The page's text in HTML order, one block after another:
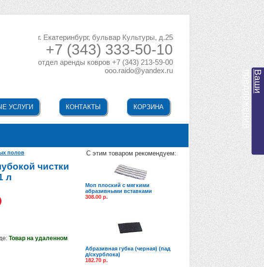
В
а
ш
и
п
р
е
д
л
о
ж
е
н
и
я
г. Екатеринбург, бульвар Культуры, д.25
+7 (343) 333-50-10
отдел аренды ковров +7 (343) 213-59-00
ooo.raido@yandex.ru
УСЛУГИ КОНТАКТЫ КОРЗИНА
полов
чистки
л
Товар на удаленном
C этим товаром рекомендуем:
Моп плоский с мягкими
абразивными вставками
308.00 р.
Абразивная губка (черная) (пад
д/скурблока)
182.70 р.